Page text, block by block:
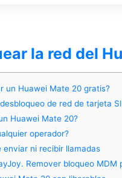
la red del
un Huawei Mate 20 gratis?
de red de tarjeta
Huawei Mate 20?
operador?
ni recibir llamadas
Remover bloqueo MDM